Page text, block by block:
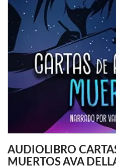
AUDIOLIBRO
MUERTOS AVA